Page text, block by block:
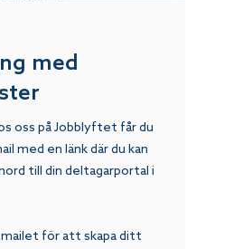
med
oss på Jobblyftet får du
med en länk där du kan
till din deltagarportal i
mailet för att skapa ditt